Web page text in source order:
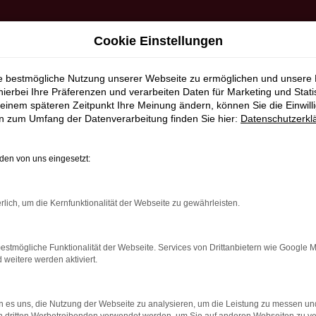
& Walter
Ford zu kaufen? Dann ist Autohaus Prox & Walter Ihr
auch einen erstklassigen Service, der Ihre Erwartungen
sicherzustellen, dass Sie den idealen Ford kaufen, das
Besitzer an, darunter Wartung, Reparaturen und
der gesamten Lebensdauer Ihres Autos bestens betreut
große Auswahl, kompetente Beratung und
Cookie Einstellungen
bestmögliche Nutzung unserer Webseite zu ermöglichen und unsere
Ihre Präferenzen und verarbeiten Daten für Marketing und
späteren Zeitpunkt Ihre Meinung ändern, können Sie die
zum Umfang der Datenverarbeitung finden Sie hier:
von uns eingesetzt:
um die Kernfunktionalität der Webseite zu gewährleisten.
Funktionalität der Webseite. Services von Drittanbietern wie Google
weitere werden aktiviert.
es uns, die Nutzung der Webseite zu analysieren, um die Leistung zu messen